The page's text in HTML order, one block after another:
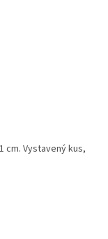
cm. Vystavený kus,